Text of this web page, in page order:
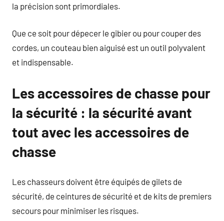
la précision sont primordiales.
Que ce soit pour dépecer le gibier ou pour couper des
cordes, un couteau bien aiguisé est un outil polyvalent
et indispensable.
Les accessoires de chasse pour
la sécurité : la sécurité avant
tout avec les accessoires de
chasse
Les chasseurs doivent être équipés de gilets de
sécurité, de ceintures de sécurité et de kits de premiers
secours pour minimiser les risques.